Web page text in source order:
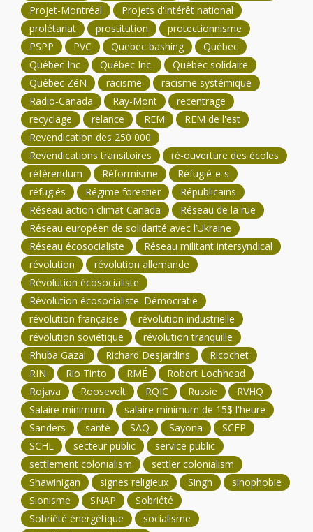
Projet-Montréal
Projets d'intérêt national
prolétariat
prostitution
protectionnisme
PSPP
PVC Quebec bashing
Québec
Québec Inc
Québec Inc.
Québec solidaire
Québec ZéN
racisme
racisme systémique
Radio-Canada
Ray-Mont
recentrage
recyclage
relance REM
REM de l'est
Revendication des 250 000
Revendications transitoires
ré-ouverture des écoles
référendum
Réformisme
Réfugié-e-s
réfugiés
Régime forestier
Républicains
Réseau action climat Canada
Réseau de la rue
Réseau européen de solidarité avec l’Ukraine
Réseau écosocialiste
Réseau militant intersyndical
révolution
révolution allemande
Révolution écosocialiste
Révolution écosocialiste. Démocratie
révolution française
révolution industrielle
révolution soviétique
révolution tranquille
Rhuba Gazal
Richard Desjardins
Ricochet
RIN
Rio Tinto RMÉ
Robert Lochhead
Rojava
Roosevelt RQIC Russie
RVHQ
Salaire minimum
salaire minimum de 15$ l'heure
Sanders
santé SAQ Sayona
SCFP
SCHL
secteur public
service public
settlement colonialism
settler colonialism
Shawinigan
signes religieux Singh
sinophobie
Sionisme
SNAP
Sobriété
Sobriété énergétique
socialisme